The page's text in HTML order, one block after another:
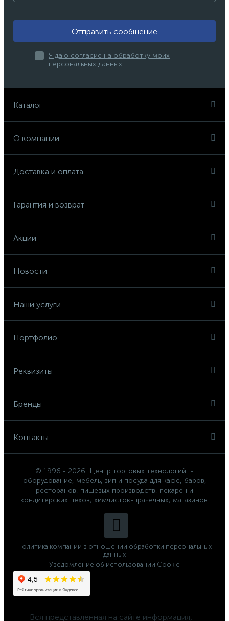
Отправить сообщение
Я даю согласие на обработку моих
персональных данных
Каталог
О компании
Доставка и оплата
Гарантия и возврат
Акции
Новости
Наши услуги
Портфолио
Реквизиты
Бренды
Контакты
© 1996 - 2026 "Центр торговых технологий" -
оборудование, мебель, зип и посуда для кафе, баров,
ресторанов, пищевых производств, пекарен и
кондитерских цехов, химчисток-прачечных, магазинов.
Политика компании в отношении обработки персональных
данных
Уведомление об использовании Cookie